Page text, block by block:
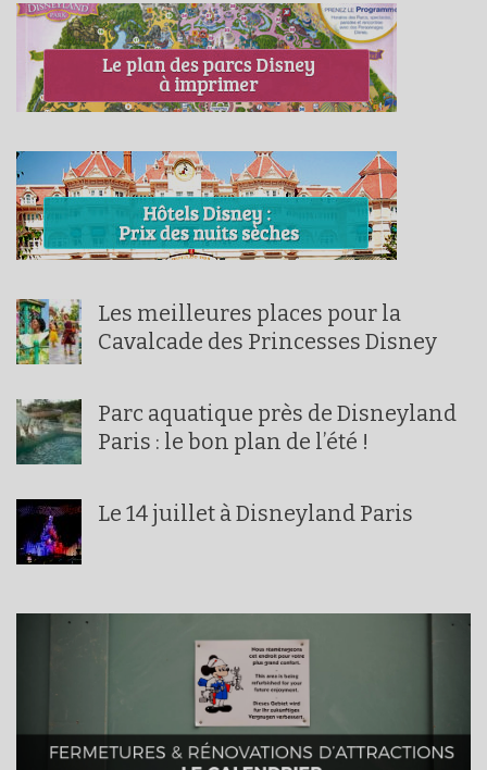
Les meilleures places pour la
Cavalcade des Princesses Disney
Parc aquatique près de Disneyland
Paris : le bon plan de l’été !
Le 14 juillet à Disneyland Paris